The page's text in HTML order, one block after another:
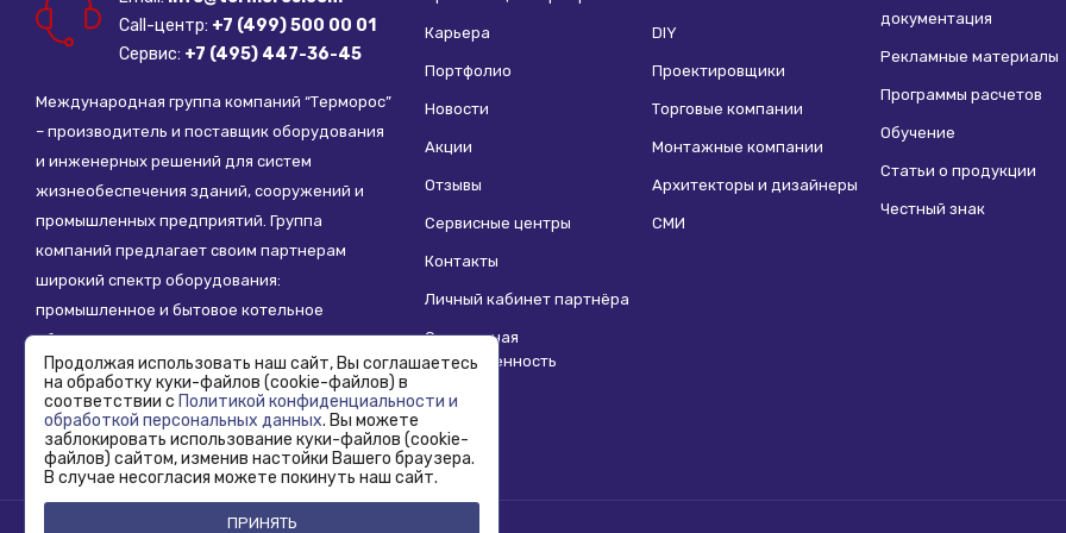
Тип регулирования:
Ручной
Резьба, стандарт:
Трубная
ДУ соединения, мм:
Call-центр: +7 (499) 500 00 01
Сервис: +7 (495) 447-36-45
Международная группа компаний “Терморос”
– производитель и поставщик оборудования
и инженерных решений для систем
жизнеобеспечения зданий, сооружений и
промышленных предприятий. Группа
компаний предлагает своим партнерам
широкий спектр оборудования:
промышленное и бытовое котельное
оборудование, системы отопления,
водоснабжения, водоподготовки и другие
инженерные системы.
Карьера
Портфолио
Новости
Акции
Отзывы
Сервисные центры
Контакты
Личный кабинет партнёра
Социальная
ответственность
DIY
Проектировщики
Торговые компании
Монтажные компании
Архитекторы и дизайнеры
СМИ
документация
Рекламные материалы
Программы расчетов
Обучение
Статьи о продукции
Честный знак
Продолжая использовать наш сайт, Вы соглашаетесь
на обработку куки-файлов (cookie-файлов) в
соответствии с Политикой конфиденциальности и
обработкой персональных данных. Вы можете
заблокировать использование куки-файлов (cookie-
файлов) сайтом, изменив настойки Вашего браузера.
В случае несогласия можете покинуть наш сайт.
ПРИНЯТЬ